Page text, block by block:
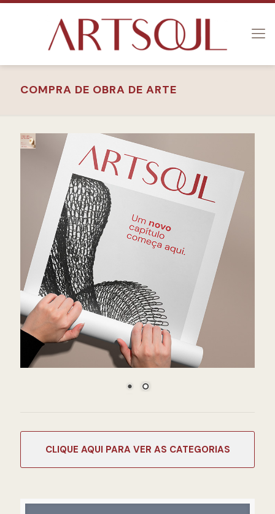
COMPRA DE OBRA DE ARTE
CATEGORIAS